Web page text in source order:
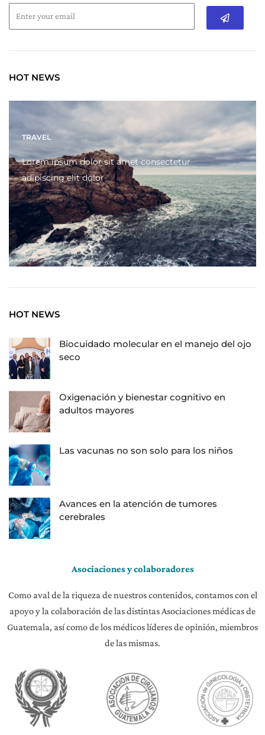
Submit
HOT NEWS
TRAVEL
Lorem ipsum dolor sit amet consectetur
adipiscing elit dolor
HOT NEWS
Biocuidado molecular en el manejo del ojo
seco
Oxigenación y bienestar cognitivo en
adultos mayores
Las vacunas no son solo para los niños
Avances en la atención de tumores
cerebrales
Asociaciones y colaboradores
Como aval de la riqueza de nuestros contenidos, contamos con el
apoyo y la colaboración de las distintas Asociaciones médicas de
Guatemala, así como de los médicos líderes de opinión, miembros
de las mismas.